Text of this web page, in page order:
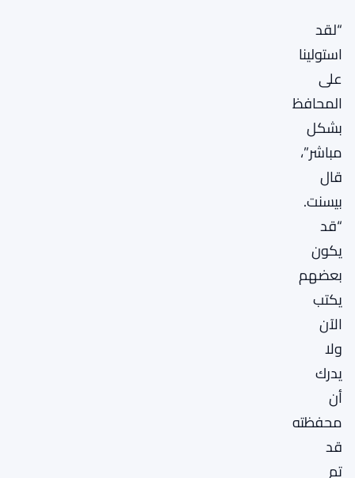
“لقد
استولينا
على
المحافظ
بشكل
مباشر”،
قال
بيسنت.
“قد
يكون
بعضهم
يكتب
الآن
ولا
يدرك
أن
محفظته
قد
تم